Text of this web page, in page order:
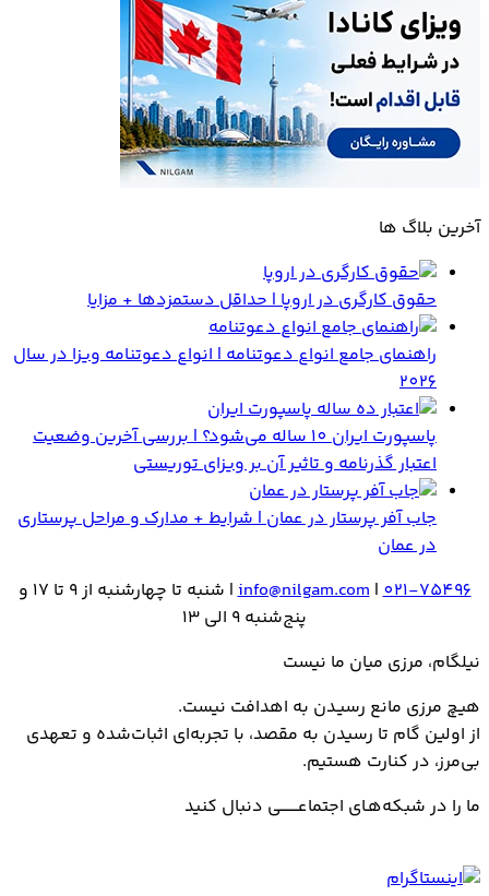
آخرین بلاگ ها
حقوق کارگری در اروپا | حداقل دستمزدها + مزایا
راهنمای جامع انواع دعوتنامه | انواع دعوتنامه ویزا در سال
2026
پاسپورت ایران 10 ساله می‌شود؟ | بررسی آخرین وضعیت
اعتبار گذرنامه و تاثیر آن بر ویزای توریستی
جاب آفر پرستار در عمان | شرایط + مدارک و مراحل پرستاری
در عمان
021-75496
|
info@nilgam.com
| شنبه تا چهارشنبه از 9 تا 17 و
پنج‌شنبه 9 الی 13
نیلگام، مرزی میان ما نیست
هیـچ مرزی مانع رسیـدن به اهدافت نیست.
از اولین گام تا رسیدن به مقصد، با تجربه‌ای اثبات‌شده و تعهدی
بی‌مرز، در کنارت هستیم.
ما را در شبکه‌هـای اجتماعــــــــی دنبال کنید